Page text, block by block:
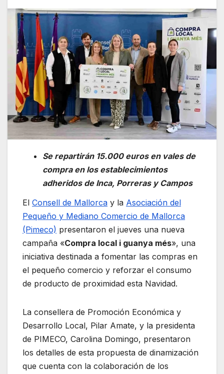
Se repartirán 15.000 euros en vales de
compra en los establecimientos
adheridos de Inca, Porreras y Campos
El Consell de Mallorca y la Asociación del
Pequeño y Mediano Comercio de Mallorca
(Pimeco) presentaron el jueves una nueva
campaña «Compra local i guanya més», una
iniciativa destinada a fomentar las compras en
el pequeño comercio y reforzar el consumo
de producto de proximidad esta Navidad.
La consellera de Promoción Económica y
Desarrollo Local, Pilar Amate, y la presidenta
de PIMECO, Carolina Domingo, presentaron
los detalles de esta propuesta de dinamización
que cuenta con la colaboración de los